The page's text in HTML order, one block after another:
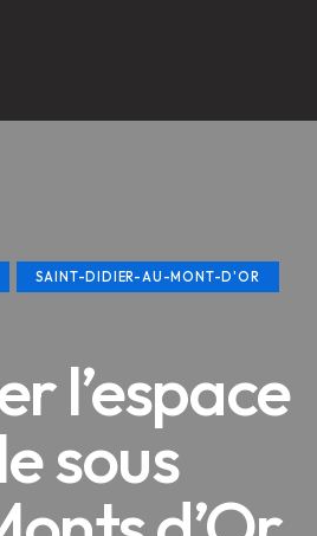
SAINT-DIDIER-AU-MONT-D'OR
l’espace
sous